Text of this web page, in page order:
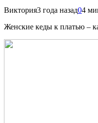
Виктория3 года назад04
Женские кеды к платью –